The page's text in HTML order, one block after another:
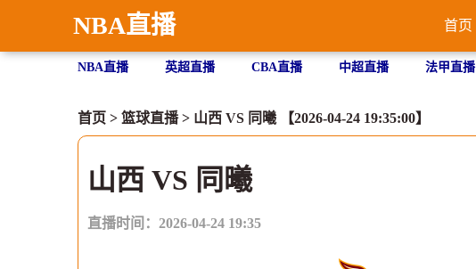
NBA直播 首页
NBA直播 英超直播 CBA直播 中超直播 法甲直播
首页 > 篮球直播> 山西 VS 同曦 【2026-04-24 19:35:00】
山西 VS 同曦
直播时间：2026-04-24 19:35